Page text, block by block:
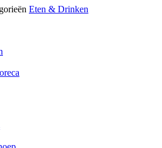
Eten & Drinken